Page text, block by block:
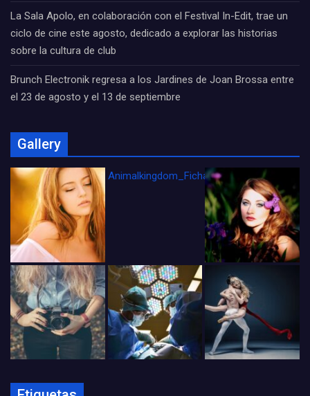
La Sala Apolo, en colaboración con el Festival In-Edit, trae un
ciclo de cine este agosto, dedicado a explorar las historias
sobre la cultura de club
Brunch Electronik regresa a los Jardines de Joan Brossa entre
el 23 de agosto y el 13 de septiembre
Gallery
Animalkingdom_FichaCine